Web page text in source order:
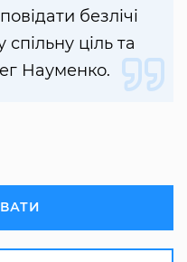
безлічі
ціль та
Науменко.